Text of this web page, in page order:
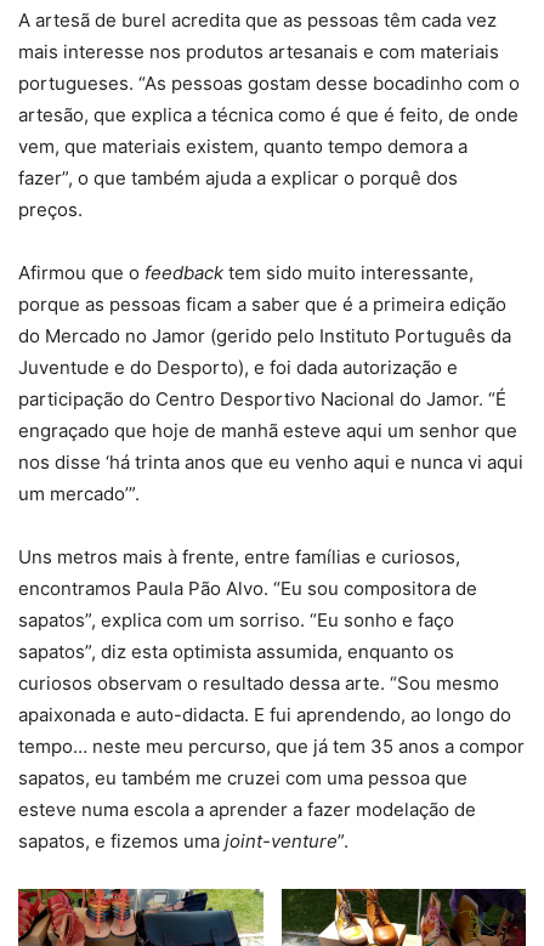
A artesã de burel acredita que as pessoas têm cada vez
mais interesse nos produtos artesanais e com materiais
portugueses. “As pessoas gostam desse bocadinho com o
artesão, que explica a técnica como é que é feito, de onde
vem, que materiais existem, quanto tempo demora a
fazer”, o que também ajuda a explicar o porquê dos
preços.
Afirmou que o feedback tem sido muito interessante,
porque as pessoas ficam a saber que é a primeira edição
do Mercado no Jamor (gerido pelo Instituto Português da
Juventude e do Desporto), e foi dada autorização e
participação do Centro Desportivo Nacional do Jamor. “É
engraçado que hoje de manhã esteve aqui um senhor que
nos disse ‘há trinta anos que eu venho aqui e nunca vi aqui
um mercado’”.
Uns metros mais à frente, entre famílias e curiosos,
encontramos Paula Pão Alvo. “Eu sou compositora de
sapatos”, explica com um sorriso. “Eu sonho e faço
sapatos”, diz esta optimista assumida, enquanto os
curiosos observam o resultado dessa arte. “Sou mesmo
apaixonada e auto-didacta. E fui aprendendo, ao longo do
tempo… neste meu percurso, que já tem 35 anos a compor
sapatos, eu também me cruzei com uma pessoa que
esteve numa escola a aprender a fazer modelação de
sapatos, e fizemos uma joint-venture”.